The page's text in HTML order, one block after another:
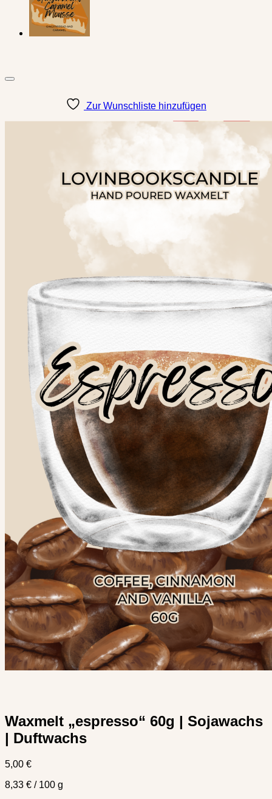
Zur Wunschliste hinzufügen
Waxmelt „espresso“ 60g | Sojawachs
| Duftwachs
5,00 €
8,33 € / 100 g